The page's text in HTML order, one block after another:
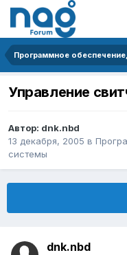
Программное
Управление
Автор: dnk.nbd
13 декабря, 2005 в
системы
dnk.nbd